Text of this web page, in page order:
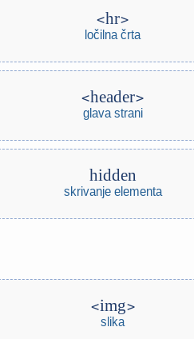
hr
ločilna črta
header
glava strani
hidden
skrivanje elementa
img
slika